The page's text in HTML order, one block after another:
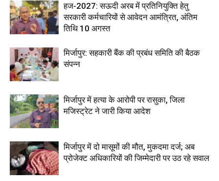
हज-2027: सऊदी अरब में प्रतिनियुक्ति हेतु
सरकारी कर्मचारियों से आवेदन आमंत्रित, अंतिम
तिथि 10 अगस्त
मिर्जापुर: सहकारी बैंक की प्रबंध समिति की बैठक
संपन्न
मिर्जापुर में हत्या के आरोपी पर रासुका, जिला
मजिस्ट्रेट ने जारी किया आदेश
मिर्जापुर में दो मासूमों की मौत, मुकदमा दर्ज; अब
प्रोजेक्ट अधिकारियों की जिम्मेदारी पर उठ रहे सवाल